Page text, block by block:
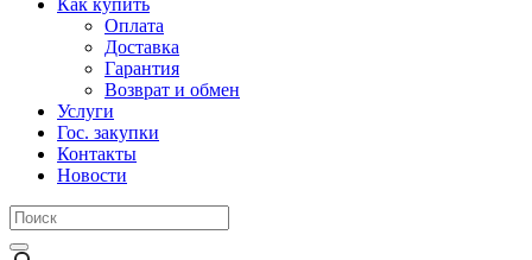
Как купить
Оплата
Доставка
Гарантия
Возврат и обмен
Услуги
Гос. закупки
Контакты
Новости